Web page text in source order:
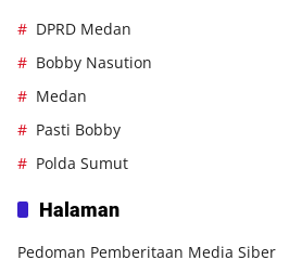
DPRD Medan
Bobby Nasution
Medan
Pasti Bobby
Polda Sumut
Halaman
Pedoman Pemberitaan Media Siber